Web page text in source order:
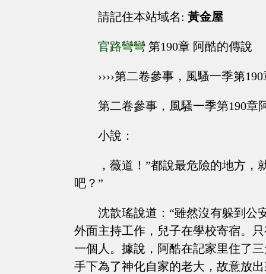
請記住本站域名: 黃金屋
官路彎彎 第190章 阿酷的傳說
››››第二卷參事，風騷一季第
第二卷參事，風騷一季第190章
小說：
，薇道！”都說最危險的地方
吧？”
沈歆瑤說道：“雖然沒有躲到公
外面主持工作，兒子在學校寄宿。
一個人。據說，阿酷在記家里住了
手下為了神化自家的老大，故意放